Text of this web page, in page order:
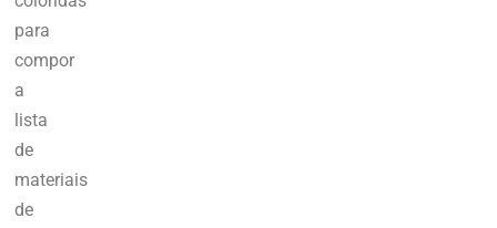
para
compor
a
lista
de
materiais
de